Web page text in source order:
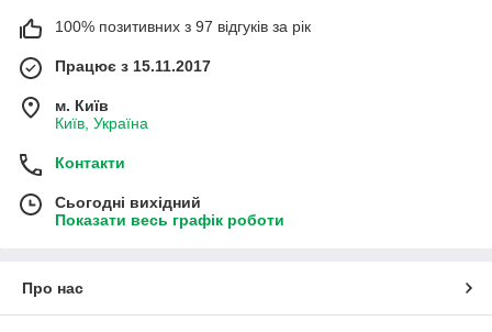
100% позитивних з 97 відгуків за рік
Працює з 15.11.2017
м. Київ
Київ, Україна
Контакти
Сьогодні вихідний
Показати весь графік роботи
Про нас